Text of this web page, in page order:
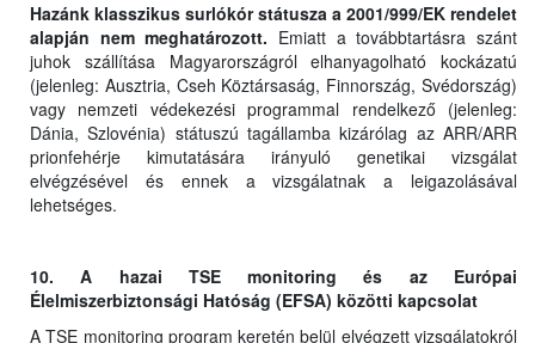
Hazánk klasszikus surlókór státusza a 2001/999/EK rendelet
alapján nem meghatározott. Emiatt a továbbtartásra szánt
juhok szállítása Magyarországról elhanyagolható kockázatú
(jelenleg: Ausztria, Cseh Köztársaság, Finnország, Svédország)
vagy nemzeti védekezési programmal rendelkező (jelenleg:
Dánia, Szlovénia) státuszú tagállamba kizárólag az ARR/ARR
prionfehérje kimutatására irányuló genetikai vizsgálat
elvégzésével és ennek a vizsgálatnak a leigazolásával
lehetséges.
10. A hazai TSE monitoring és az Európai
Élelmiszerbiztonsági Hatóság (EFSA) közötti kapcsolat
A TSE monitoring program keretén belül elvégzett vizsgálatokról